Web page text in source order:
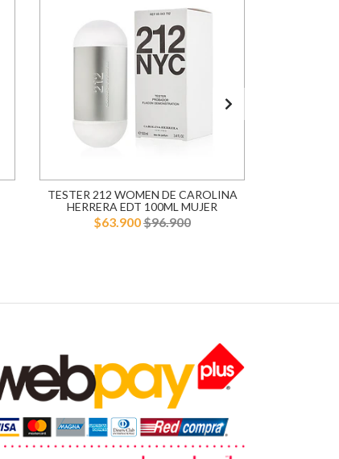
TESTER 212 WOMEN DE CAROLINA
HERRERA EDT 100ML MUJER
$63.900$96.900